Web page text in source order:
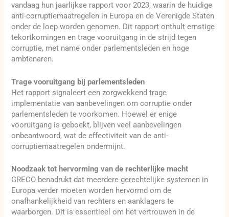
vandaag hun jaarlijkse rapport voor 2023, waarin de huidige
anti-corruptiemaatregelen in Europa en de Verenigde Staten
onder de loep worden genomen. Dit rapport onthult ernstige
tekortkomingen en trage vooruitgang in de strijd tegen
corruptie, met name onder parlementsleden en hoge
ambtenaren.
Trage vooruitgang bij parlementsleden
Het rapport signaleert een zorgwekkend trage
implementatie van aanbevelingen om corruptie onder
parlementsleden te voorkomen. Hoewel er enige
vooruitgang is geboekt, blijven veel aanbevelingen
onbeantwoord, wat de effectiviteit van de anti-
corruptiemaatregelen ondermijnt.
Noodzaak tot hervorming van de rechterlijke macht
GRECO benadrukt dat meerdere gerechtelijke systemen in
Europa verder moeten worden hervormd om de
onafhankelijkheid van rechters en aanklagers te
waarborgen. Dit is essentieel om het vertrouwen in de